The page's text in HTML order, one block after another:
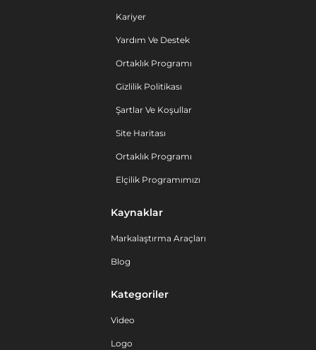
Kariyer
Yardım Ve Destek
Ortaklık Programı
Gizlilik Politikası
Şartlar Ve Koşullar
Site Haritası
Ortaklık Programı
Elçilik Programımızı
Kaynaklar
Markalaştırma Araçları
Blog
Kategoriler
Video
Logo